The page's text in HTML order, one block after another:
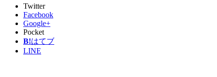
Twitter
Facebook
Google+
Pocket
B!はてブ
LINE